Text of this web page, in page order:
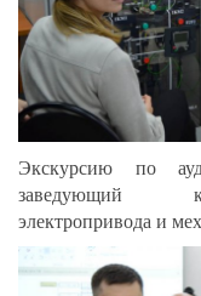
Экскурсию по
заведующий
электропривода и